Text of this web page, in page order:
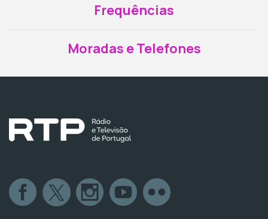
Frequências
Moradas e Telefones